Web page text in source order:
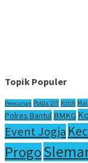
Topik Populer
Pencurian Polda DIY Klitih
Polres Bantul BMKG
Event Jogja
Progo